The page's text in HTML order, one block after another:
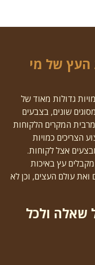
העץ של מי
גדולות מאוד של
שונים, בצבעים
המקרים הלקוחות
הצריכים כמויות
אצל לקוחות.
עץ באיכות
עולם העצים, וכן לא
שאלה ולכל